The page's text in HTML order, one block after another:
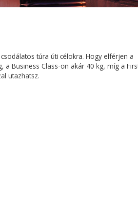
túra úti célokra. Hogy elférjen a
Business Class-on akár 40 kg, míg a
utazhatsz.